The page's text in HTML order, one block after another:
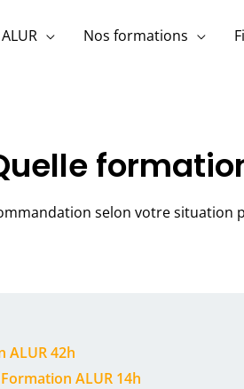
Nos formations
selon votre situation
ALUR 42h
Formation ALUR 14h